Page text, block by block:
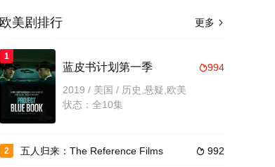
更多 
欧美剧排行
1
994
蓝皮书计划第一季
2019 / 美国 / 历史,悬疑,欧美
状态：全10集
2  992
五人归来：The Reference Films